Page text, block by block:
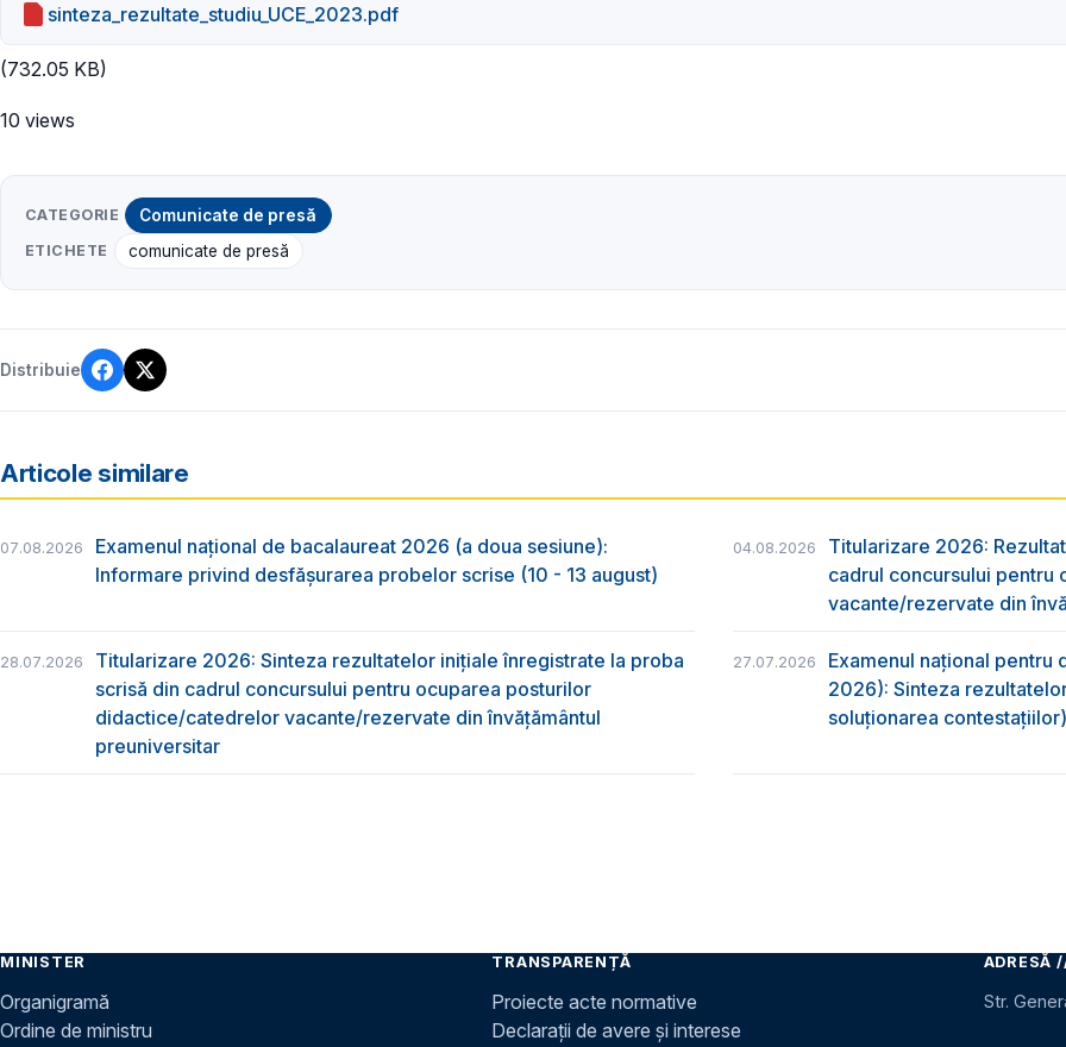
sinteza_rezultate_studiu_UCE_2023.pdf
(732.05 KB)
10 views
CATEGORIE Comunicate de presă
ETICHETE comunicate de presă
Distribuie
Articole similare
07.08.2026
Examenul național de bacalaureat 2026 (a doua sesiune):
Informare privind desfășurarea probelor scrise (10 - 13 august)
04.08.2026
Titularizare 2026:
cadrul concursului
vacante/rezervate din
28.07.2026
Titularizare 2026: Sinteza rezultatelor inițiale înregistrate la proba
scrisă din cadrul concursului pentru ocuparea posturilor
didactice/catedrelor vacante/rezervate din învăţământul
preuniversitar
27.07.2026
Examenul național pentru
2026): Sinteza
soluționarea contestațiilor)
MINISTER
Organigramă
Ordine de ministru
TRANSPARENȚĂ
Proiecte acte normative
Declarații de avere și interese
ADRESĂ
Str.